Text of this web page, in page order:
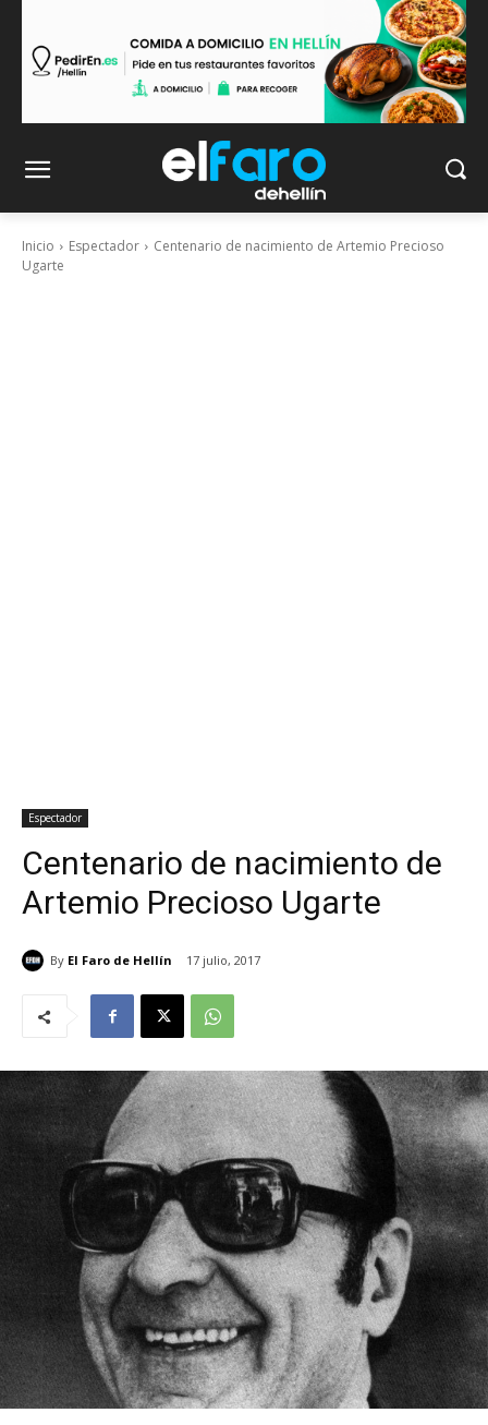
Inicio Espectador
Centenario de nacimiento de Artemio Precioso
Ugarte
Espectador
Centenario de nacimiento de
Artemio Precioso Ugarte
By El Faro de Hellín 17 julio, 2017